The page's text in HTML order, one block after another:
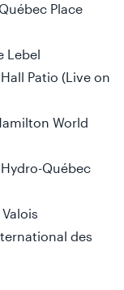
Place
Lebel
Patio (Live on
World
Québec
des